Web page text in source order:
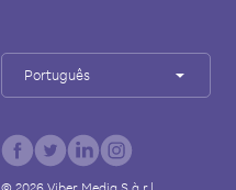
Português